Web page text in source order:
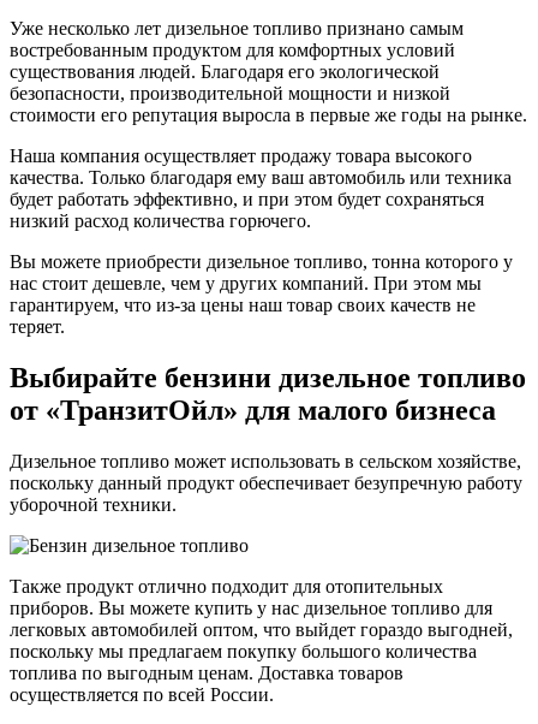
Уже несколько лет дизельное топливо признано самым
востребованным продуктом для комфортных условий
существования людей. Благодаря его экологической
безопасности, производительной мощности и низкой
стоимости его репутация выросла в первые же годы на рынке.
Наша компания осуществляет продажу товара высокого
качества. Только благодаря ему ваш автомобиль или техника
будет работать эффективно, и при этом будет сохраняться
низкий расход количества горючего.
Вы можете приобрести дизельное топливо, тонна которого у
нас стоит дешевле, чем у других компаний. При этом мы
гарантируем, что из-за цены наш товар своих качеств не
теряет.
Выбирайте бензини дизельное топливо
от «ТранзитОйл» для малого бизнеса
Дизельное топливо может использовать в сельском хозяйстве,
поскольку данный продукт обеспечивает безупречную работу
уборочной техники.
Также продукт отлично подходит для отопительных
приборов. Вы можете купить у нас дизельное топливо для
легковых автомобилей оптом, что выйдет гораздо выгодней,
поскольку мы предлагаем покупку большого количества
топлива по выгодным ценам. Доставка товаров
осуществляется по всей России.